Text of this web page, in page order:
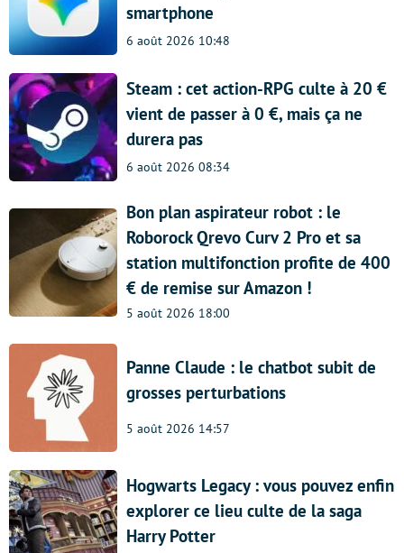
smartphone
6 août 2026 10:48
Steam : cet action-RPG culte à 20 €
vient de passer à 0 €, mais ça ne
durera pas
6 août 2026 08:34
Bon plan aspirateur robot : le
Roborock Qrevo Curv 2 Pro et sa
station multifonction profite de 400
€ de remise sur Amazon !
5 août 2026 18:00
Panne Claude : le chatbot subit de
grosses perturbations
5 août 2026 14:57
Hogwarts Legacy : vous pouvez enfin
explorer ce lieu culte de la saga
Harry Potter